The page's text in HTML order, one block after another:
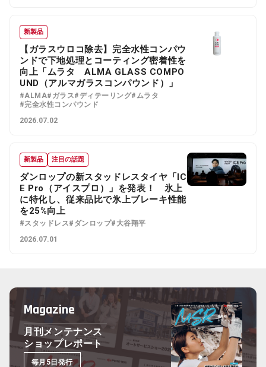
新製品
【ガラスウロコ除去】完全水性コンパウ
ンドで下地処理とコーティング密着性を
向上「ムラタ ALMA GLASS COMPO
UND（アルマガラスコンパウンド）」
#ALMA#ガラス#ディテーリング#ムラタ
#完全水性コンパウンド
2026.07.02
新製品 注目の話題
ダンロップの新スタッドレスタイヤ「IC
E Pro（アイスプロ）」を発表！ 氷上
に特化し、従来品比で氷上ブレーキ性能
を25%向上
#スタッドレス#ダンロップ#大谷翔平
2026.07.01
Magazine
月刊メンテナンス
ショップレポート
毎月5日発行